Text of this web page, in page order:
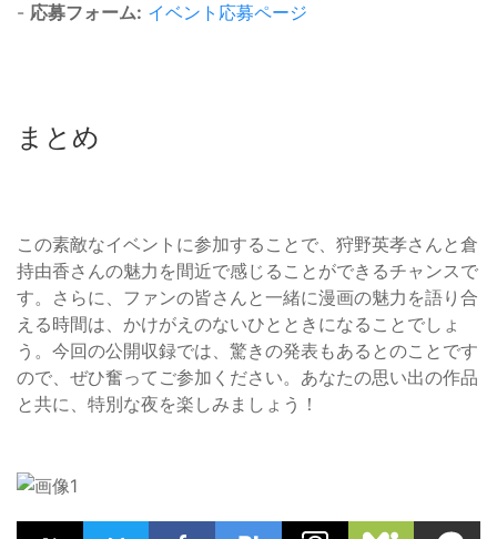
- 応募フォーム: イベント応募ページ
まとめ
この素敵なイベントに参加することで、狩野英孝さんと倉
持由香さんの魅力を間近で感じることができるチャンスで
す。さらに、ファンの皆さんと一緒に漫画の魅力を語り合
える時間は、かけがえのないひとときになることでしょ
う。今回の公開収録では、驚きの発表もあるとのことです
ので、ぜひ奮ってご参加ください。あなたの思い出の作品
と共に、特別な夜を楽しみましょう！